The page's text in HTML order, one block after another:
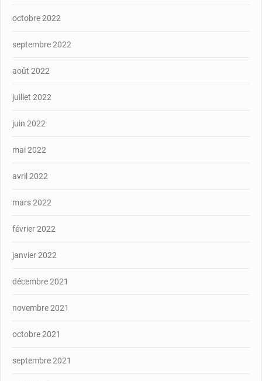
octobre 2022
septembre 2022
août 2022
juillet 2022
juin 2022
mai 2022
avril 2022
mars 2022
février 2022
janvier 2022
décembre 2021
novembre 2021
octobre 2021
septembre 2021